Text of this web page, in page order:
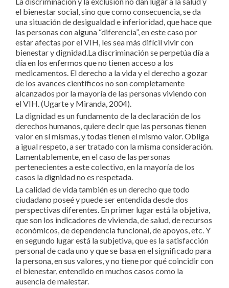
el bienestar social, sino que como consecuencia, se da
una situación de desigualdad e inferioridad, que hace que
las personas con alguna “diferencia”, en este caso por
estar afectas por el VIH, les sea más difícil vivir con
bienestar y dignidad.La discriminación se perpetúa día a
día en los enfermos que no tienen acceso a los
medicamentos. El derecho a la vida y el derecho a gozar
de los avances científicos no son completamente
alcanzados por la mayoría de las personas viviendo con
el VIH. (Ugarte y Miranda, 2004).
La dignidad es un fundamento de la declaración de los
derechos humanos, quiere decir que las personas tienen
valor en sí mismas, y todas tienen el mismo valor. Obliga
a igual respeto, a ser tratado con la misma consideración.
Lamentablemente, en el caso de las personas
pertenecientes a este colectivo, en la mayoría de los
casos la dignidad no es respetada.
La calidad de vida también es un derecho que todo
ciudadano poseé y puede ser entendida desde dos
perspectivas diferentes. En primer lugar está la objetiva,
que son los indicadores de vivienda, de salud, de recursos
económicos, de dependencia funcional, de apoyos, etc. Y
en segundo lugar está la subjetiva, que es la satisfacción
personal de cada uno y que se basa en el significado para
la persona, en sus valores, y no tiene por qué coincidir con
el bienestar, entendido en muchos casos como la
ausencia de malestar.